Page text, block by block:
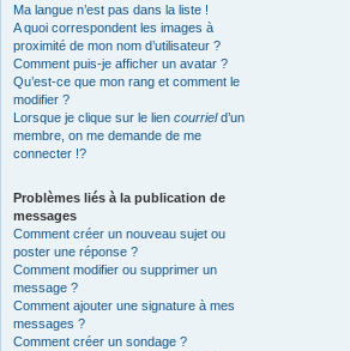
Ma langue n’est pas dans la liste !
A quoi correspondent les images à
proximité de mon nom d’utilisateur ?
Comment puis-je afficher un avatar ?
Qu’est-ce que mon rang et comment le
modifier ?
Lorsque je clique sur le lien courrield’un
membre, on me demande de me
connecter !?
Problèmes liés à la publication de
messages
Comment créer un nouveau sujet ou
poster une réponse ?
Comment modifier ou supprimer un
message ?
Comment ajouter une signature à mes
messages ?
Comment créer un sondage ?